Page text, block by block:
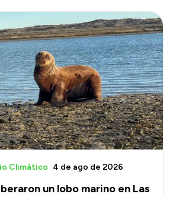
un lobo marino en Las
Climático 4 de ago de 2026